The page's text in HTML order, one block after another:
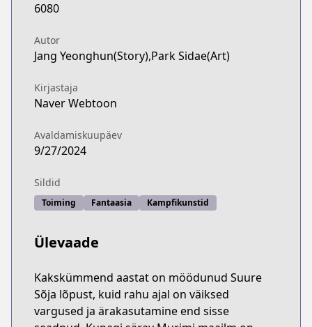
6080
Autor
Jang Yeonghun(Story),Park Sidae(Art)
Kirjastaja
Naver Webtoon
Avaldamiskuupäev
9/27/2024
Sildid
Toiming Fantaasia Kampfikunstid
Ülevaade
Kakskümmend aastat on möödunud Suure
Sõja lõpust, kuid rahu ajal on väiksed
vargused ja ärakasutamine end sisse